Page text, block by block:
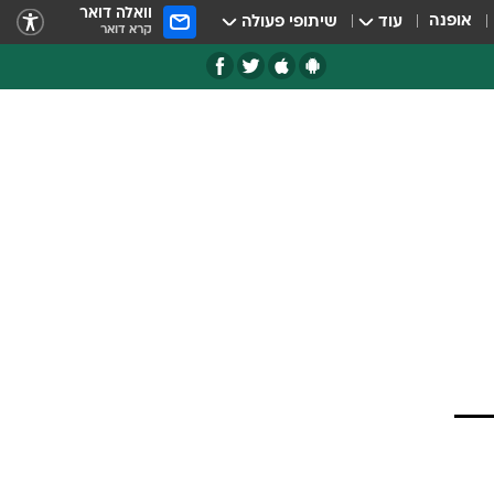
אופנה עוד שיתופי פעולה וואלה דואר
קרא דואר